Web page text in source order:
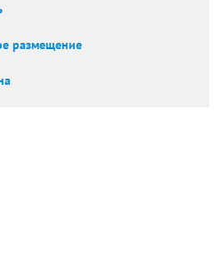
размещение